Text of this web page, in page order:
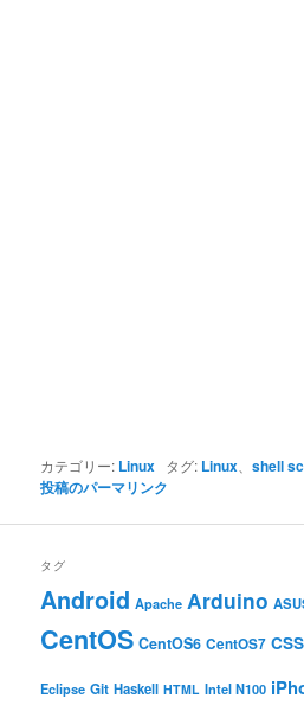
カテゴリー: Linux タグ: Linux、shell
投稿のパーマリンク
タグ
Android Apache Arduino
CentOS CentOS6 CentOS7 CSS
Eclipse Git Haskell HTML Intel N100